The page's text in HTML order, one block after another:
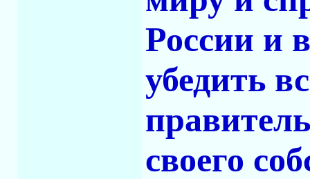
России и
убедить
своего